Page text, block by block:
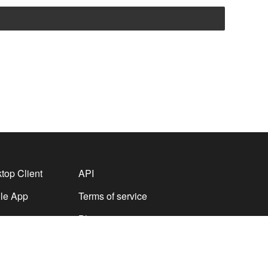
Client
App
API
Terms of service
Blogs